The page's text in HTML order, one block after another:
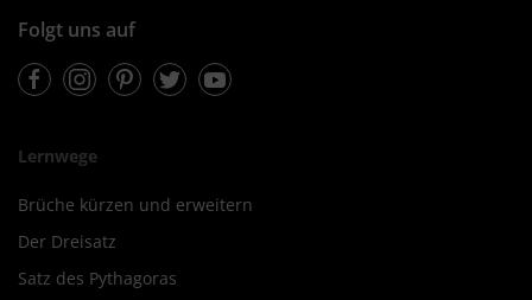
Folgt uns auf
FacebookInstagramPinterestTwitterYoutube
Lernwege
Brüche kürzen und erweitern
Der Dreisatz
Satz des Pythagoras